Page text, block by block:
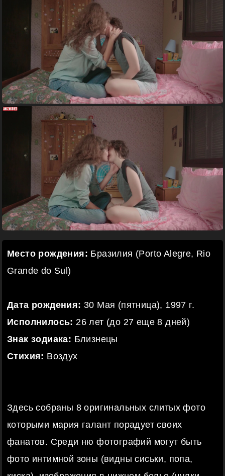
Место рождения: Бразилия (Porto Alegre, Rio
Grande do Sul)
Дата рождения: 30 Мая (пятница), 1997 г.
Исполнилось: 26 лет (до 27 еще 8 дней)
Знак зодиака: Близнецы
Стихия: Воздух
Здесь собраны 8 оригинальных слитых фото
которыми мария галант порадует своих
фанатов. Среди ню фотографий могут быть
фото интимной зоны (видны сиськи, попа,